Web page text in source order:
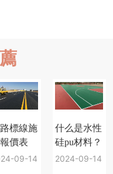
標線施
價表
09-14
什么是水性
硅pu材料？
2024-09-14